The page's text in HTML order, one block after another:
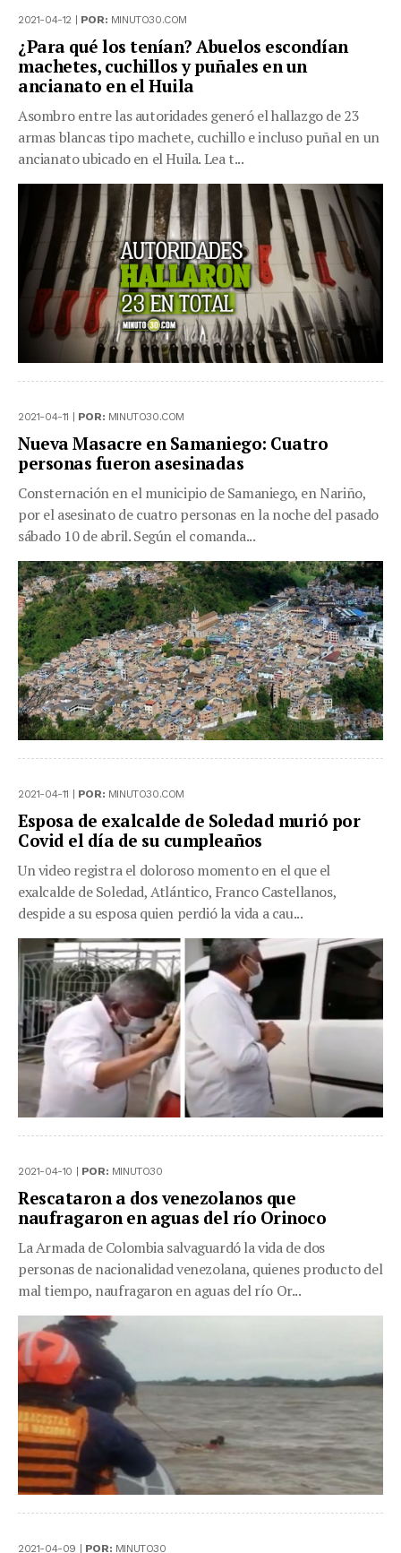
2021-04-12 | POR: MINUTO30.COM
¿Para qué los tenían? Abuelos escondían
machetes, cuchillos y puñales en un
ancianato en el Huila
Asombro entre las autoridades generó el hallazgo de 23
armas blancas tipo machete, cuchillo e incluso puñal en un
ancianato ubicado en el Huila. Lea t...
2021-04-11 | POR: MINUTO30.COM
Nueva Masacre en Samaniego: Cuatro
personas fueron asesinadas
Consternación en el municipio de Samaniego, en Nariño,
por el asesinato de cuatro personas en la noche del pasado
sábado 10 de abril. Según el comanda...
2021-04-11 | POR: MINUTO30.COM
Esposa de exalcalde de Soledad murió por
Covid el día de su cumpleaños
Un video registra el doloroso momento en el que el
exalcalde de Soledad, Atlántico, Franco Castellanos,
despide a su esposa quien perdió la vida a cau...
2021-04-10 | POR: MINUTO30
Rescataron a dos venezolanos que
naufragaron en aguas del río Orinoco
La Armada de Colombia salvaguardó la vida de dos
personas de nacionalidad venezolana, quienes producto del
mal tiempo, naufragaron en aguas del río Or...
2021-04-09 | POR: MINUTO30